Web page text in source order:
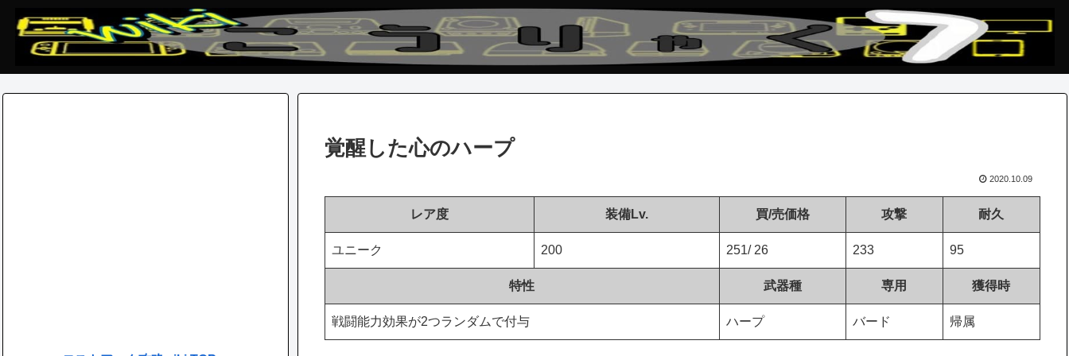
覚醒した心のハープ
2020.10.09
レア度 装備Lv. 買/売価格 攻撃 耐久
ユニーク 200 251/ 26 233 95
特性 武器種 専用 獲得時
戦闘能力効果が2つランダムで付与 ハープ バード 帰属